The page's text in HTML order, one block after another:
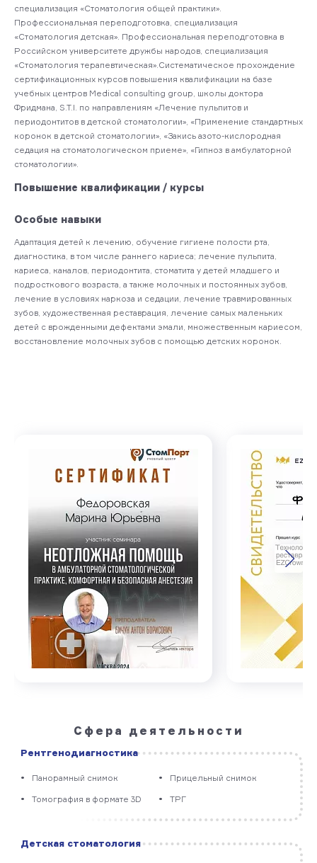
специализация «Стоматология общей практики».
Профессиональная переподготовка, специализация
«Стоматология детская». Профессиональная переподготовка в
Российском университете дружбы народов, специализация
«Стоматология терапевтическая».Систематическое прохождение
сертификационных курсов повышения квалификации на базе
учебных центров Medical consulting group, школы доктора
Фридмана, S.T.I. по направлениям «Лечение пульпитов и
периодонтитов в детской стоматологии», «Применение стандартных
коронок в детской стоматологии», «Закись азото-кислородная
седация на стоматологическом приеме», «Гипноз в амбулаторной
стоматологии».
Повышение квалификации / курсы
Особые навыки
Адаптация детей к лечению, обучение гигиене полости рта,
диагностика, в том числе раннего кариеса; лечение пульпита,
кариеса, каналов, периодонтита, стоматита у детей младшего и
подросткового возраста, а также молочных и постоянных зубов,
лечение в условиях наркоза и седации, лечение травмированных
зубов, художественная реставрация, лечение самых маленьких
детей с врожденными дефектами эмали, множественным кариесом,
восстановление молочных зубов с помощью детских коронок.
Сфера деятельности
Рентгено­диагностика
Панорамный снимок
Прицельный снимок
Томография в формате 3D
ТРГ
Детская стоматология